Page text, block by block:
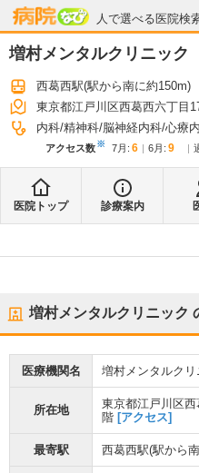
人で選べる医院検
病院なび
増村メンタルクリニック
西葛西駅(駅から南に約150m)
東京都江戸川区西葛西六丁目
内科 精神科 脳神経内科 心療
アクセス数※ 7月 : 6 6月 : 9
医院トップ 診療案内
増村メンタルクリニック
医療機関名 増村メンタルクリ
所在地
東京都江戸川区
階 [アクセス]
最寄駅 西葛西駅(駅から